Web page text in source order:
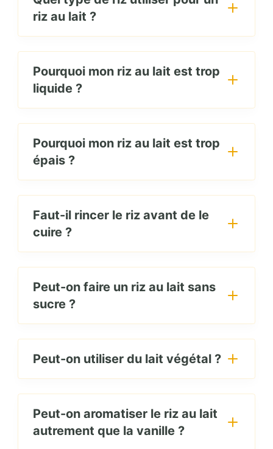
riz au lait ?
Pourquoi mon riz au lait est trop
liquide ?
Pourquoi mon riz au lait est trop
épais ?
Faut-il rincer le riz avant de le
cuire ?
Peut-on faire un riz au lait sans
sucre ?
Peut-on utiliser du lait végétal ?
Peut-on aromatiser le riz au lait
autrement que la vanille ?